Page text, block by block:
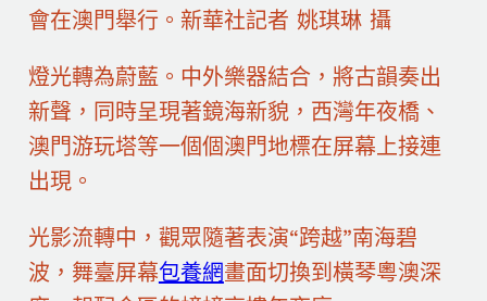
會在澳門舉行。新華社記者 姚琪琳 攝
燈光轉為蔚藍。中外樂器結合，將古韻奏出
新聲，同時呈現著鏡海新貌，西灣年夜橋、
澳門游玩塔等一個個澳門地標在屏幕上接連
出現。
光影流轉中，觀眾隨著表演“跨越”南海碧
波，舞臺屏幕包養網畫面切換到橫琴粵澳深